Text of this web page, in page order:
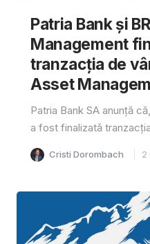
Patria Bank și
Management
tranzacția de
Asset
Patria Bank SA anunță
a fost finalizată
Cristi Dorombach 2